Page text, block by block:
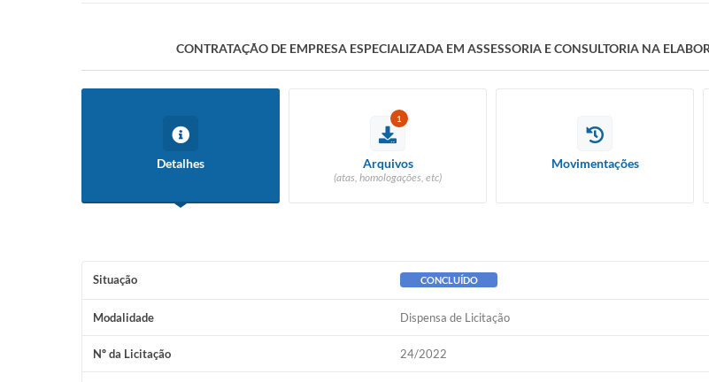
CONTRATAÇÃO DE EMPRESA ESPECIALIZADA EM ASSESSORIA E CONSULTORIA NA
Detalhes
1
Arquivos
(atas, homologações, etc)
Movimentações
Situação CONCLUÍDO
Modalidade Dispensa de Licitação
Nº da Licitação 24/2022